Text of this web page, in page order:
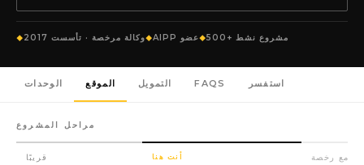
وكالة مرخصة · تأسست 2017 AIPP عضو 500+ مشروع نشط
الوحدات الموقع التمويل FAQS استفسر
مراحل المشروع
قريبًا أنت هنا مع رخصة